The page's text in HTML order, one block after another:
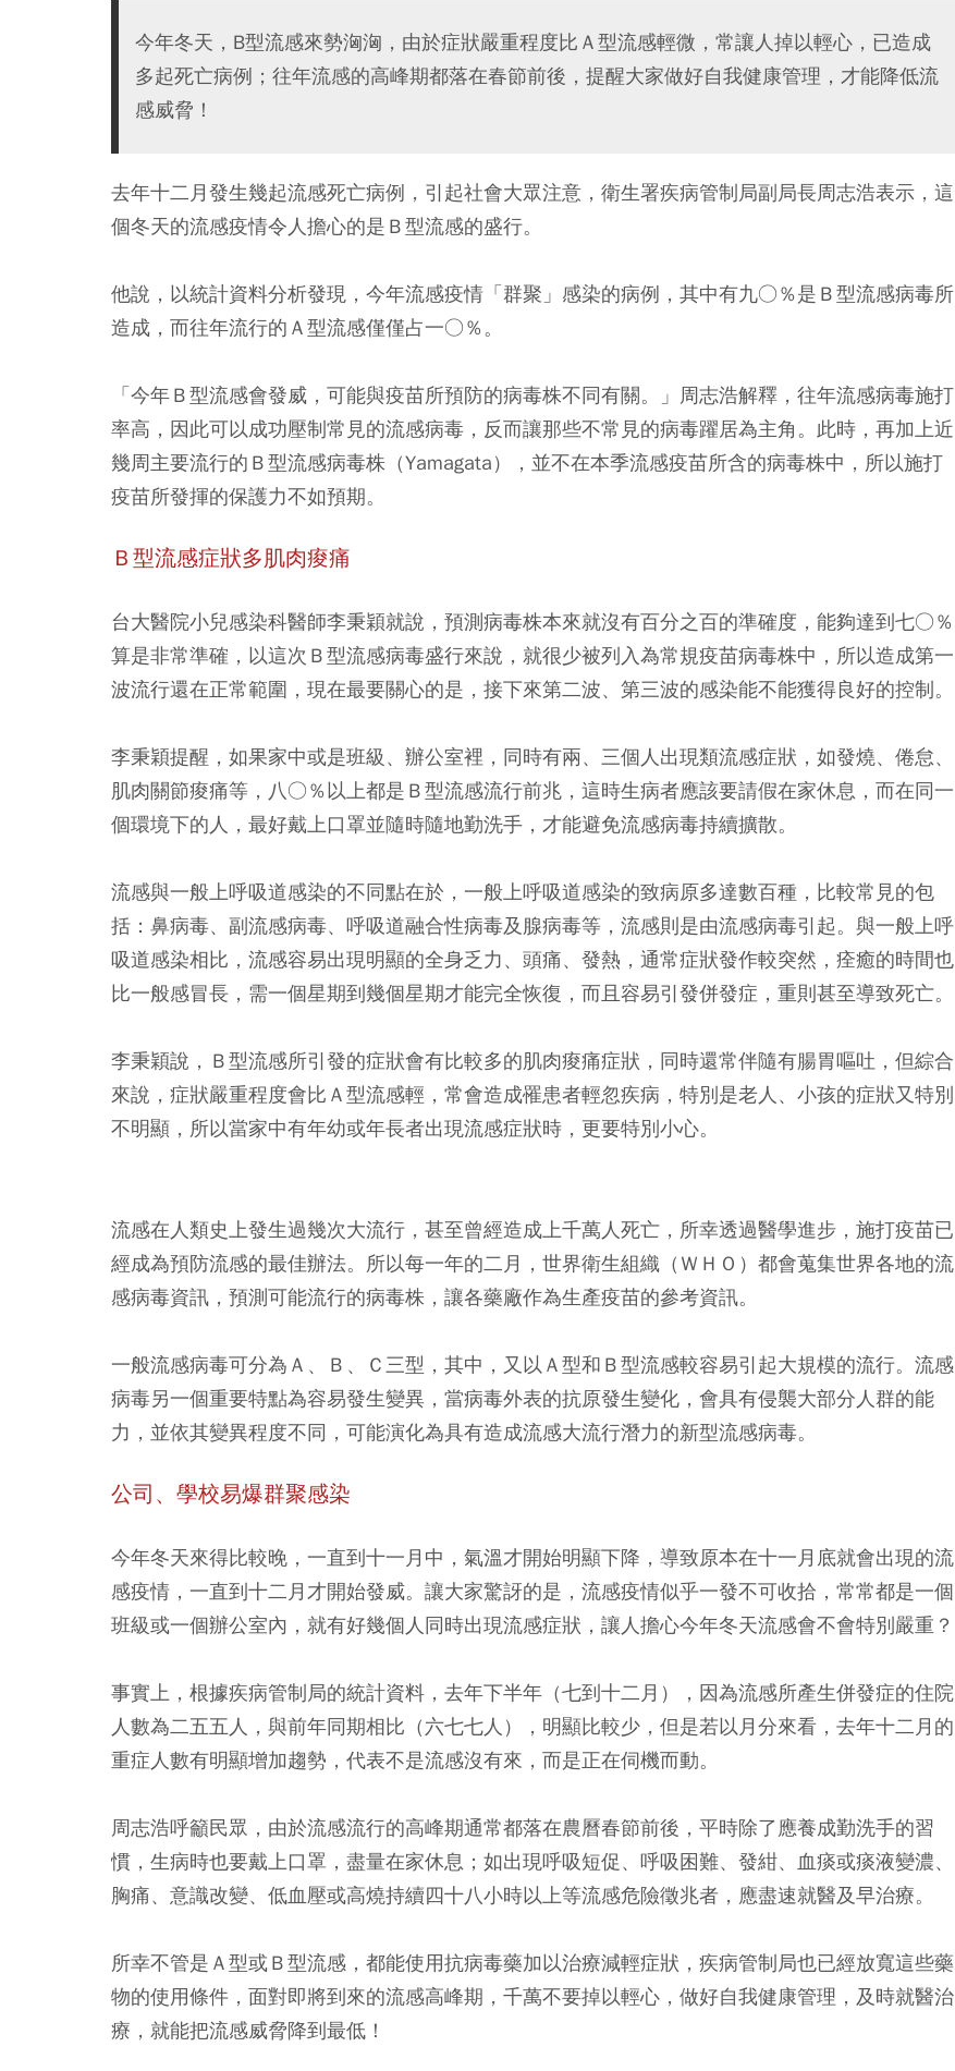
今年冬天，B型流感來勢洶洶，由於症狀嚴重程度比Ａ型流感輕微，常讓人掉以輕心，已造成
多起死亡病例；往年流感的高峰期都落在春節前後，提醒大家做好自我健康管理，才能降低流
感威脅！
去年十二月發生幾起流感死亡病例，引起社會大眾注意，衛生署疾病管制局副局長周志浩表示，這
個冬天的流感疫情令人擔心的是Ｂ型流感的盛行。
他說，以統計資料分析發現，今年流感疫情「群聚」感染的病例，其中有九○％是Ｂ型流感病毒所
造成，而往年流行的Ａ型流感僅僅占一○％。
「今年Ｂ型流感會發威，可能與疫苗所預防的病毒株不同有關。」周志浩解釋，往年流感病毒施打
率高，因此可以成功壓制常見的流感病毒，反而讓那些不常見的病毒躍居為主角。此時，再加上近
幾周主要流行的Ｂ型流感病毒株（Yamagata），並不在本季流感疫苗所含的病毒株中，所以施打
疫苗所發揮的保護力不如預期。
Ｂ型流感症狀多肌肉痠痛
台大醫院小兒感染科醫師李秉穎就說，預測病毒株本來就沒有百分之百的準確度，能夠達到七○％
算是非常準確，以這次Ｂ型流感病毒盛行來說，就很少被列入為常規疫苗病毒株中，所以造成第一
波流行還在正常範圍，現在最要關心的是，接下來第二波、第三波的感染能不能獲得良好的控制。
李秉穎提醒，如果家中或是班級、辦公室裡，同時有兩、三個人出現類流感症狀，如發燒、倦怠、
肌肉關節痠痛等，八○％以上都是Ｂ型流感流行前兆，這時生病者應該要請假在家休息，而在同一
個環境下的人，最好戴上口罩並隨時隨地勤洗手，才能避免流感病毒持續擴散。
流感與一般上呼吸道感染的不同點在於，一般上呼吸道感染的致病原多達數百種，比較常見的包
括：鼻病毒、副流感病毒、呼吸道融合性病毒及腺病毒等，流感則是由流感病毒引起。與一般上呼
吸道感染相比，流感容易出現明顯的全身乏力、頭痛、發熱，通常症狀發作較突然，痊癒的時間也
比一般感冒長，需一個星期到幾個星期才能完全恢復，而且容易引發併發症，重則甚至導致死亡。
李秉穎說，Ｂ型流感所引發的症狀會有比較多的肌肉痠痛症狀，同時還常伴隨有腸胃嘔吐，但綜合
來說，症狀嚴重程度會比Ａ型流感輕，常會造成罹患者輕忽疾病，特別是老人、小孩的症狀又特別
不明顯，所以當家中有年幼或年長者出現流感症狀時，更要特別小心。
流感在人類史上發生過幾次大流行，甚至曾經造成上千萬人死亡，所幸透過醫學進步，施打疫苗已
經成為預防流感的最佳辦法。所以每一年的二月，世界衛生組織（ＷＨＯ）都會蒐集世界各地的流
感病毒資訊，預測可能流行的病毒株，讓各藥廠作為生產疫苗的參考資訊。
一般流感病毒可分為Ａ、Ｂ、Ｃ三型，其中，又以Ａ型和Ｂ型流感較容易引起大規模的流行。流感
病毒另一個重要特點為容易發生變異，當病毒外表的抗原發生變化，會具有侵襲大部分人群的能
力，並依其變異程度不同，可能演化為具有造成流感大流行潛力的新型流感病毒。
公司、學校易爆群聚感染
今年冬天來得比較晚，一直到十一月中，氣溫才開始明顯下降，導致原本在十一月底就會出現的流
感疫情，一直到十二月才開始發威。讓大家驚訝的是，流感疫情似乎一發不可收拾，常常都是一個
班級或一個辦公室內，就有好幾個人同時出現流感症狀，讓人擔心今年冬天流感會不會特別嚴重？
事實上，根據疾病管制局的統計資料，去年下半年（七到十二月），因為流感所產生併發症的住院
人數為二五五人，與前年同期相比（六七七人），明顯比較少，但是若以月分來看，去年十二月的
重症人數有明顯增加趨勢，代表不是流感沒有來，而是正在伺機而動。
周志浩呼籲民眾，由於流感流行的高峰期通常都落在農曆春節前後，平時除了應養成勤洗手的習
慣，生病時也要戴上口罩，盡量在家休息；如出現呼吸短促、呼吸困難、發紺、血痰或痰液變濃、
胸痛、意識改變、低血壓或高燒持續四十八小時以上等流感危險徵兆者，應盡速就醫及早治療。
所幸不管是Ａ型或Ｂ型流感，都能使用抗病毒藥加以治療減輕症狀，疾病管制局也已經放寬這些藥
物的使用條件，面對即將到來的流感高峰期，千萬不要掉以輕心，做好自我健康管理，及時就醫治
療，就能把流感威脅降到最低！